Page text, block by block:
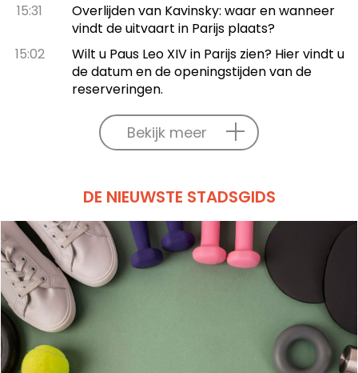
15:31
Overlijden van Kavinsky: waar en wanneer
vindt de uitvaart in Parijs plaats?
15:02
Wilt u Paus Leo XIV in Parijs zien? Hier vindt u
de datum en de openingstijden van de
reserveringen.
Bekijk meer
DE NIEUWSTE STADSGIDS